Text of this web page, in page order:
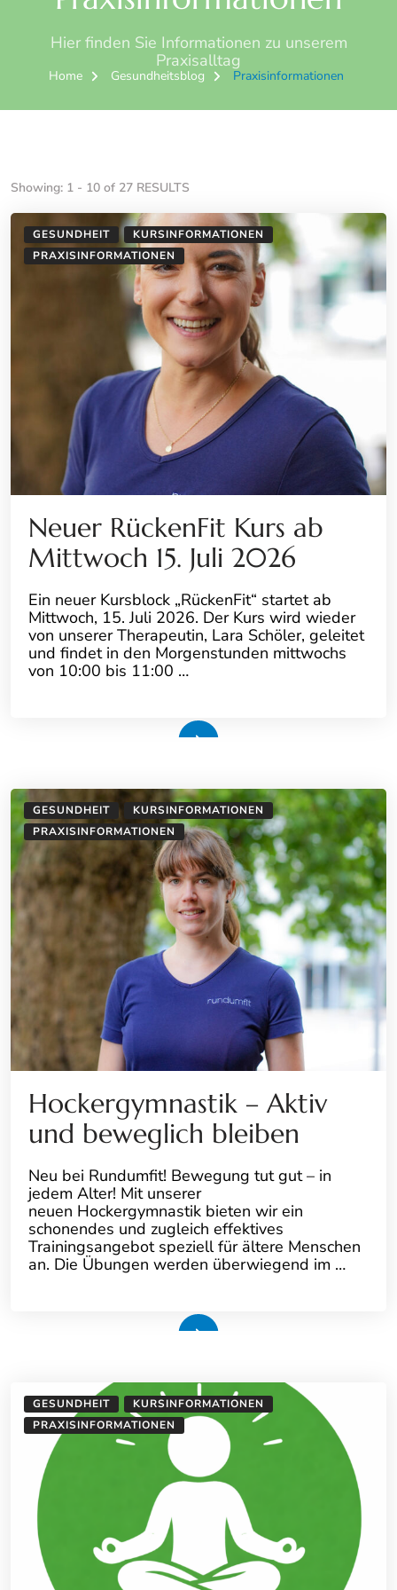
Hier finden Sie Informationen zu unserem
Praxisalltag
Home Gesundheitsblog Praxisinformationen
Showing: 1 - 10 of 27 RESULTS
GESUNDHEIT
KURSINFORMATIONEN
PRAXISINFORMATIONEN
Neuer RückenFit Kurs ab
Mittwoch 15. Juli 2026
Ein neuer Kursblock „RückenFit“ startet ab
Mittwoch, 15. Juli 2026. Der Kurs wird wieder
von unserer Therapeutin, Lara Schöler, geleitet
und findet in den Morgenstunden mittwochs
von 10:00 bis 11:00 …
GESUNDHEIT
KURSINFORMATIONEN
PRAXISINFORMATIONEN
Hockergymnastik – Aktiv
und beweglich bleiben
Neu bei Rundumfit! Bewegung tut gut – in
jedem Alter! Mit unserer
neuen Hockergymnastik bieten wir ein
schonendes und zugleich effektives
Trainingsangebot speziell für ältere Menschen
an. Die Übungen werden überwiegend im …
GESUNDHEIT
KURSINFORMATIONEN
PRAXISINFORMATIONEN